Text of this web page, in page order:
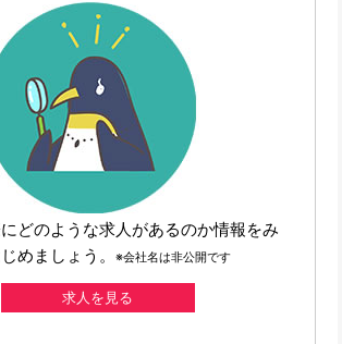
どのような求人があるのか情報をみ
めましょう。※会社名は非公開です
求人を見る